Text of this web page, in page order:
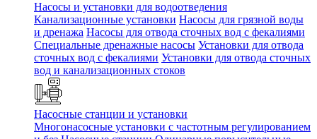
Насосы и установки для водоотведения
Канализационные установки Насосы для грязной воды
и дренажа Насосы для отвода сточных вод c фекалиями
Специальные дренажные насосы Установки для отвода
сточных вод c фекалиями Установки для отвода сточных
вод и канализационных стоков
Насосные станции и установки
Многонасосные установки с частотным регулированием